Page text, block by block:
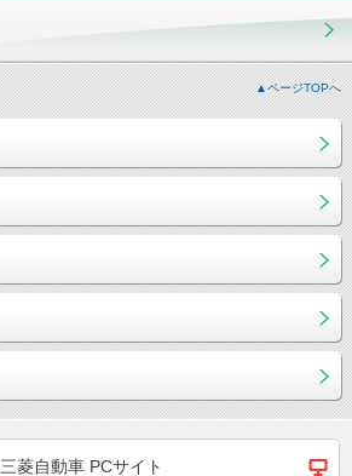
▲ページTOPへ
三菱自動車 PCサイト